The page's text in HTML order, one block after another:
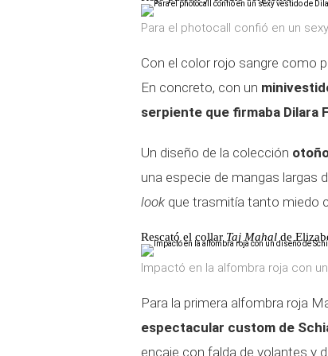
Para el photocall confió en un
Con el color rojo sangre como
En concreto, con un
serpiente que firmaba Dilara
Un diseño de la colección
una especie de mangas largas
look que trasmitía tanto miedo
Rescató el collar Taj Mahal de
Impactó en la alfombra roja con
Para la primera alfombra roja
espectacular custom de
encaje con falda de volantes y